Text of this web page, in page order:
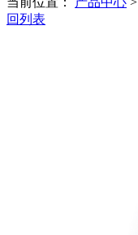
回列表